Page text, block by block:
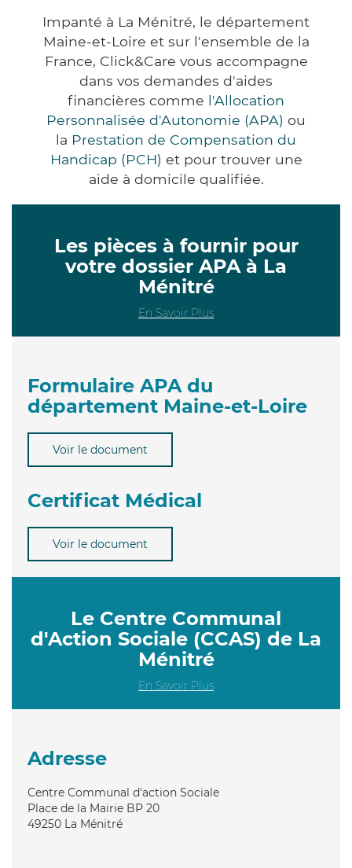
Impanté à La Ménitré, le département
Maine-et-Loire et sur l'ensemble de la
France, Click&Care vous accompagne
dans vos demandes d'aides
financières comme l'Allocation
Personnalisée d'Autonomie (APA) ou
la Prestation de Compensation du
Handicap (PCH) et pour trouver une
aide à domicile qualifiée.
Les pièces à fournir pour
votre dossier APA à La
Ménitré
En Savoir Plus
Formulaire APA du
département Maine-et-Loire
Voir le document
Certificat Médical
Voir le document
Le Centre Communal
d'Action Sociale (CCAS) de La
Ménitré
En Savoir Plus
Adresse
Centre Communal d'action Sociale
Place de la Mairie BP 20
49250 La Ménitré